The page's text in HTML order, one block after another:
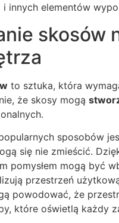
i innych elementów
skosów
to sztuka, która
że skosy mogą
sposobów
się nie zmieścić.
pomysłem mogą być
przestrzeń
powodować, że
które oświetlą każdy